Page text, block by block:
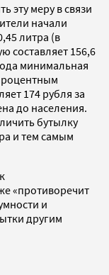
эту меру в связи
начали
литра (в
составляет 156,6
минимальная
174 рубля за
до населения.
бутылку
и тем самым
«противоречит
и
другим